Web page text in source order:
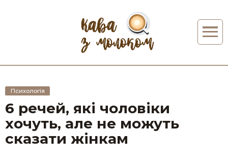
Психологія
6 речей, які чоловіки
хочуть, але не можуть
сказати жінкам